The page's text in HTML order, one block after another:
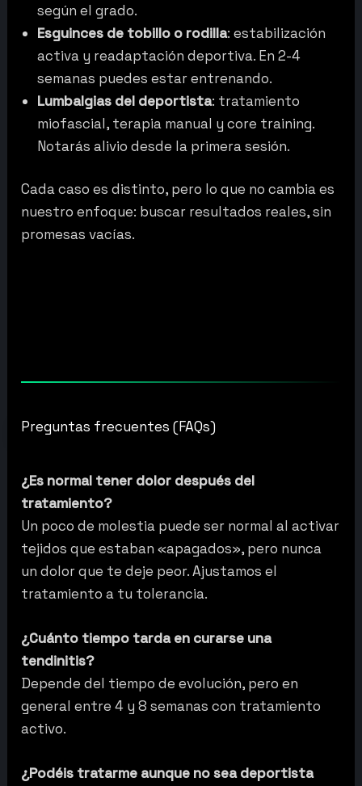
según el grado.
Esguinces de tobillo o rodilla: estabilización
activa y readaptación deportiva. En 2-4
semanas puedes estar entrenando.
Lumbalgias del deportista: tratamiento
miofascial, terapia manual y core training.
Notarás alivio desde la primera sesión.
Cada caso es distinto, pero lo que no cambia es
nuestro enfoque: buscar resultados reales, sin
promesas vacías.
Preguntas frecuentes (FAQs)
¿Es normal tener dolor después del
tratamiento?
Un poco de molestia puede ser normal al activar
tejidos que estaban «apagados», pero nunca
un dolor que te deje peor. Ajustamos el
tratamiento a tu tolerancia.
¿Cuánto tiempo tarda en curarse una
tendinitis?
Depende del tiempo de evolución, pero en
general entre 4 y 8 semanas con tratamiento
activo.
¿Podéis tratarme aunque no sea deportista